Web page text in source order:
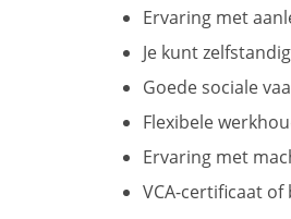
Ervaring met
Je kunt
Goede sociale
Flexibele
Ervaring met
VCA-certificaat